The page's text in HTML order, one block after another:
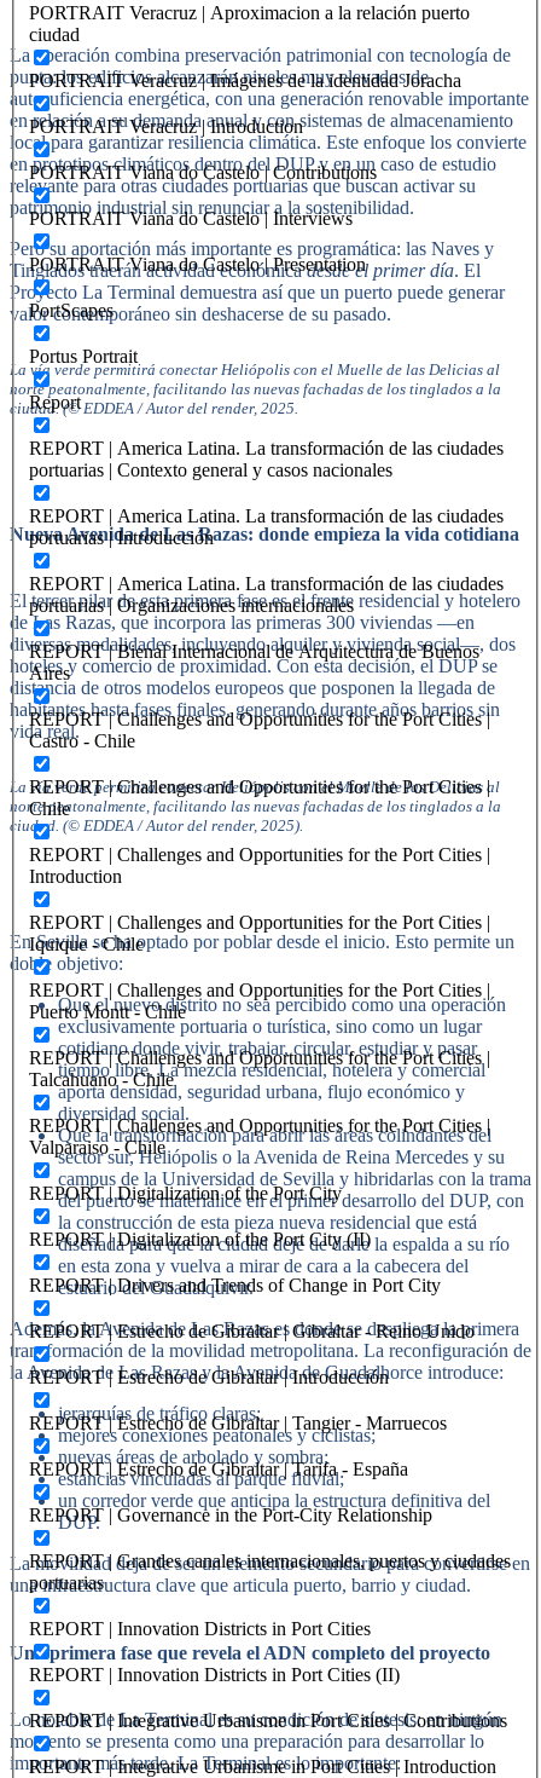
PORTRAIT Veracruz | Aproximacion a la relación puerto
ciudad
PORTRAIT Veracruz | Imágenes de la identidad Joracha
PORTRAIT Veracruz | Introduction
PORTRAIT Viana do Castelo | Contributions
PORTRAIT Viana do Castelo | Interviews
PORTRAIT Viana do Castelo | Presentation
PortScapes
Portus Portrait
Report
REPORT | America Latina. La transformación de las ciudades
portuarias | Contexto general y casos nacionales
REPORT | America Latina. La transformación de las ciudades
portuarias | Introducción
REPORT | America Latina. La transformación de las ciudades
portuarias | Organizaciones internacionales
REPORT | Bienal Internacional de Arquitectura de Buenos
Aires
REPORT | Challenges and Opportunities for the Port Cities |
Castro - Chile
REPORT | Challenges and Opportunities for the Port Cities |
Chile
REPORT | Challenges and Opportunities for the Port Cities |
Introduction
REPORT | Challenges and Opportunities for the Port Cities |
Iquique - Chile
REPORT | Challenges and Opportunities for the Port Cities |
Puerto Montt - Chile
REPORT | Challenges and Opportunities for the Port Cities |
Talcahuano - Chile
REPORT | Challenges and Opportunities for the Port Cities |
Valparaiso - Chile
REPORT | Digitalization of the Port City
REPORT | Digitalization of the Port City (II)
REPORT | Drivers and Trends of Change in Port City
REPORT | Estrecho de Gibraltar | Gibraltar - Reino Unido
REPORT | Estrecho de Gibraltar | Introducción
REPORT | Estrecho de Gibraltar | Tangier - Marruecos
REPORT | Estrecho de Gibraltar | Tarifa - España
REPORT | Governance in the Port-City Relationship
REPORT | Grandes canales internacionales, puertos y ciudades
portuarias
REPORT | Innovation Districts in Port Cities
REPORT | Innovation Districts in Port Cities (II)
REPORT | Integrative Urbanisme in Port Cities | Contributions
REPORT | Integrative Urbanisme in Port Cities | Introduction
La operación combina preservación patrimonial con tecnología de
punta: los edificios alcanzarán niveles muy elevados de
autosuficiencia energética, con una generación renovable importante
en relación a su demanda anual y con sistemas de almacenamiento
local para garantizar resiliencia climática. Este enfoque los convierte
en prototipos climáticos dentro del DUP y en un caso de estudio
relevante para otras ciudades portuarias que buscan activar su
patrimonio industrial sin renunciar a la sostenibilidad.
Pero su aportación más importante es programática: las Naves y
Tinglados traerán actividad económicadesde el primer día. El
Proyecto La Terminal demuestra así que un puerto puede generar
valor contemporáneo sin deshacerse de su pasado.
La vía verde permitirá conectar Heliópolis con el Muelle de las Delicias al
norte peatonalmente, facilitando las nuevas fachadas de los tinglados a la
ciudad. (© EDDEA / Autor del render, 2025.
Nueva Avenida de Las Razas: donde empieza la vida cotidiana
El tercer pilar de esta primera fase es el frente residencial y hotelero
de Las Razas, que incorpora las primeras 300 viviendas —en
diversas modalidades, incluyendo alquiler y vivienda social—, dos
hoteles y comercio de proximidad. Con esta decisión, el DUP se
distancia de otros modelos europeos que posponen la llegada de
habitantes hasta fases finales, generando durante años barrios sin
vida real.
La vía verde permitirá conectar Heliópolis con el Muelle de las Delicias al
norte peatonalmente, facilitando las nuevas fachadas de los tinglados a la
ciudad. (© EDDEA / Autor del render, 2025).
En Sevilla se ha optado por poblar desde el inicio. Esto permite un
doble objetivo:
Que el nuevo distrito no sea percibido como una operación
exclusivamente portuaria o turística, sino como un lugar
cotidiano donde vivir, trabajar, circular, estudiar y pasar
tiempo libre. La mezcla residencial, hotelera y comercial
aporta densidad, seguridad urbana, flujo económico y
diversidad social.
Que la transformación para abrir las áreas colindantes del
sector sur, Heliópolis o la Avenida de Reina Mercedes y su
campus de la Universidad de Sevilla y hibridarlas con la trama
del puerto se materialice en el primer desarrollo del DUP, con
la construcción de esta pieza nueva residencial que está
diseñada para que la ciudad deje de darle la espalda a su río
en esta zona y vuelva a mirar de cara a la cabecera del
estuario del Guadalquivir.
Además, la Avenida de Las Razas es donde se despliega la primera
transformación de la movilidad metropolitana. La reconfiguración de
la Avenida de Las Razas y la Avenida de Guadalhorce introduce:
jerarquías de tráfico claras;
mejores conexiones peatonales y ciclistas;
nuevas áreas de arbolado y sombra;
estancias vinculadas al parque fluvial;
un corredor verde que anticipa la estructura definitiva del
DUP.
La movilidad deja de ser un elemento secundario para convertirse en
una infraestructura clave que articula puerto, barrio y ciudad.
Una primera fase que revela el ADN completo del proyecto
Lo notable de La Terminal es su condición de síntesis: en ningún
momento se presenta como una preparación para desarrollar lo
importante más tarde. La Terminal es lo importante: